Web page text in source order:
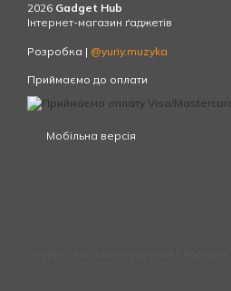
2026 Gadget Hub
Інтернет-магазин ґаджетів
Розробка | @yuriy.muzyka
Приймаємо до оплати
Мобільна версія